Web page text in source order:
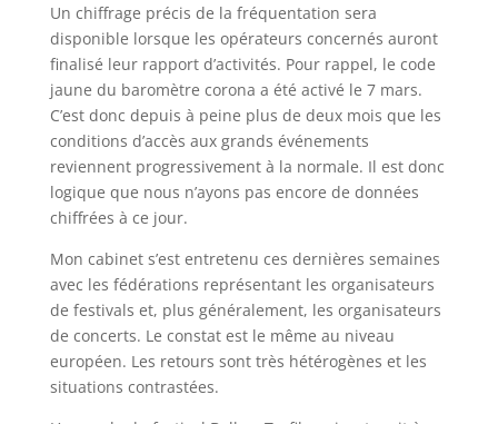
Un chiffrage précis de la fréquentation sera
disponible lorsque les opérateurs concernés auront
finalisé leur rapport d’activités. Pour rappel, le code
jaune du baromètre corona a été activé le 7 mars.
C’est donc depuis à peine plus de deux mois que les
conditions d’accès aux grands événements
reviennent progressivement à la normale. Il est donc
logique que nous n’ayons pas encore de données
chiffrées à ce jour.
Mon cabinet s’est entretenu ces dernières semaines
avec les fédérations représentant les organisateurs
de festivals et, plus généralement, les organisateurs
de concerts. Le constat est le même au niveau
européen. Les retours sont très hétérogènes et les
situations contrastées.